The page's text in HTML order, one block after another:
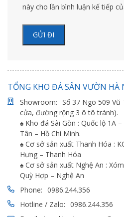
này cho lần bình luận kế tiếp
TỔNG KHO ĐÁ SÂN VƯỜN HÀ
Showroom: Số 37 Ngõ 509
cửa, đường rộng 3 ô tô tránh).
♠ Kho đá Sài Gòn : Quốc lộ 1A
Tân – Hồ Chí Minh.
♠ Cơ sở sản xuất Thanh Hóa :
Hưng – Thanh Hóa
♠ Cơ sở sản xuất Nghệ An :
Quỳ Hợp – Nghệ An
Phone: 0986.244.356
Hotline / Zalo: 0986.244.356